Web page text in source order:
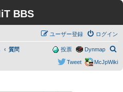
BBS
ログイン
ユーザー登録
質問
索
Dynmap
投票
McJpWiki
Tweet